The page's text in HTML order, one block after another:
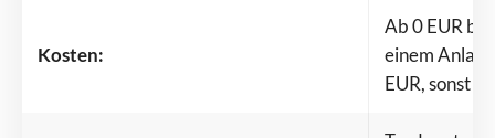
Kosten:
Ab 0 EUR
einem
EUR, sonst